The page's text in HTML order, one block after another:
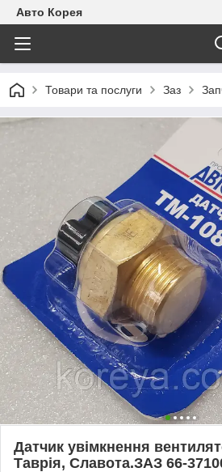
Авто Корея
Товари та послуги Заз
Датчик увімкнення
Таврія, Славота.ЗАЗ 66-